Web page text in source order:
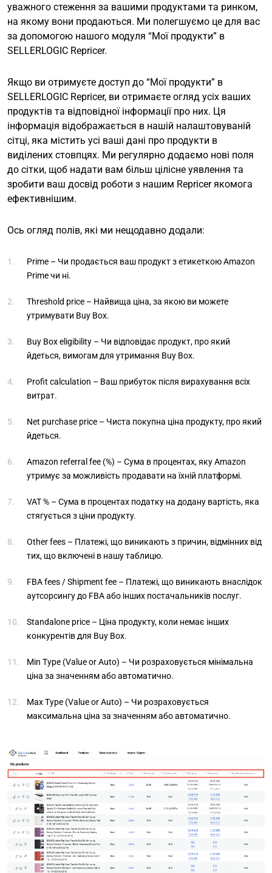
уважного стеження за вашими продуктами та ринком,
на якому вони продаються. Ми полегшуємо це для вас
за допомогою нашого модуля “Мої продукти” в
SELLERLOGIC Repricer.
Якщо ви отримуєте доступ до “Мої продукти” в
SELLERLOGIC Repricer, ви отримаєте огляд усіх ваших
продуктів та відповідної інформації про них. Ця
інформація відображається в нашій налаштовуваній
сітці, яка містить усі ваші дані про продукти в
виділених стовпцях. Ми регулярно додаємо нові поля
до сітки, щоб надати вам більш цілісне уявлення та
зробити ваш досвід роботи з нашим Repricer якомога
ефективнішим.
Ось огляд полів, які ми нещодавно додали:
Prime – Чи продається ваш продукт з етикеткою Amazon
Prime чи ні.
Threshold price – Найвища ціна, за якою ви можете
утримувати Buy Box.
Buy Box eligibility – Чи відповідає продукт, про який
йдеться, вимогам для утримання Buy Box.
Profit calculation – Ваш прибуток після вирахування всіх
витрат.
Net purchase price – Чиста покупна ціна продукту, про який
йдеться.
Amazon referral fee (%) – Сума в процентах, яку Amazon
утримує за можливість продавати на їхній платформі.
VAT % – Сума в процентах податку на додану вартість, яка
стягується з ціни продукту.
Other fees – Платежі, що виникають з причин, відмінних від
тих, що включені в нашу таблицю.
FBA fees / Shipment fee – Платежі, що виникають внаслідок
аутсорсингу до FBA або інших постачальників послуг.
Standalone price – Ціна продукту, коли немає інших
конкурентів для Buy Box.
Min Type (Value or Auto) – Чи розраховується мінімальна
ціна за значенням або автоматично.
Max Type (Value or Auto) – Чи розраховується
максимальна ціна за значенням або автоматично.